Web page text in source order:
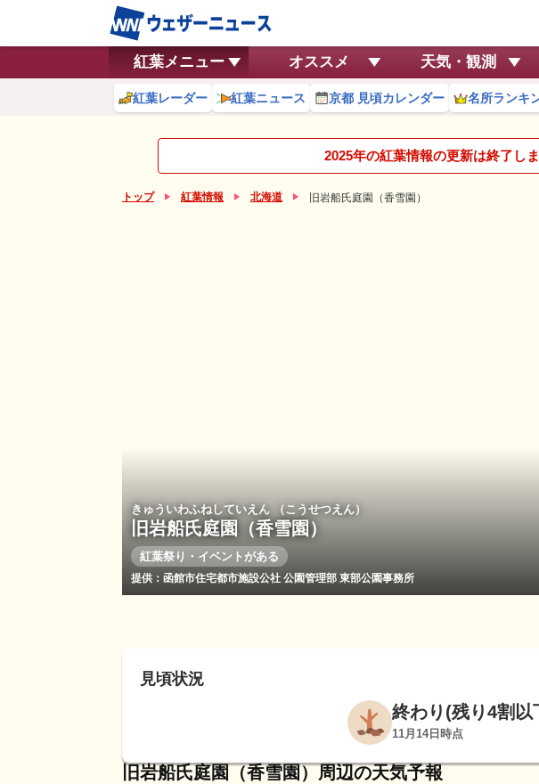
紅葉メニュー オススメ 天気・観測
紅葉レーダー 紅葉ニュース 京都 見頃カレンダー 名所ランキ
2025年の紅葉情報の更新は終了し
トップ 紅葉情報 北海道 旧岩船氏庭園（香雪園）
きゅういわふねしていえん （こうせつえん）
旧岩船氏庭園（香雪園）
紅葉祭り・イベントがある
提供：函館市住宅都市施設公社 公園管理部 東部公園事務所
見頃状況
終わり(残り4割以
11月14日時点
旧岩船氏庭園（香雪園）周辺の天気予報